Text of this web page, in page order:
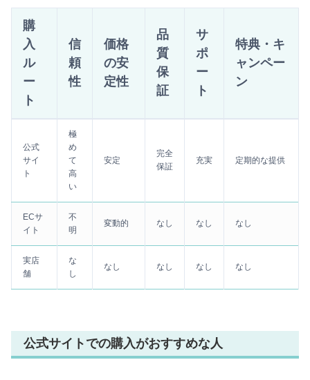
購
入
ル
ー
ト
信
頼
性
価格
の安
定性
品
質
保
証
サ
ポ
ー
ト
特典・キ
ャンペー
ン
公式
サイ
ト
極
め
て
高
い
安定
完全
保証
充実 定期的な提供
ECサ
イト
不
明
変動的 なし なし なし
実店
舗
な
し
なし なし なし なし
公式サイトでの購入がおすすめな人